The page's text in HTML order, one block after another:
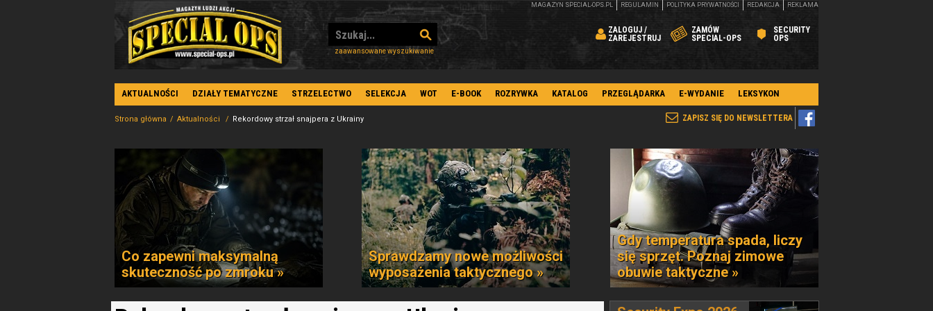
zaawansowane wyszukiwanie
ZALOGUJ /
ZAREJESTRUJ
ZAMÓW
SPECIAL-OPS
SECURITY
OPS
MAGAZYN SPECIAL-OPS.PL REGULAMIN POLITYKA PRYWATNOŚCI REDAKCJA REKLAMA
AKTUALNOŚCI DZIAŁY TEMATYCZNE STRZELECTWO SELEKCJA WOT E-BOOK ROZRYWKA KATALOG PRZEGLĄDARKA E-WYDANIE LEKSYKON
ZAPISZ SIĘ DO NEWSLETTERA
Strona główna Aktualności Rekordowy strzał snajpera z Ukrainy
Co zapewni maksymalną
skuteczność po zmroku »
Sprawdzamy nowe możliwości
wyposażenia taktycznego »
Gdy temperatura spada, liczy
się sprzęt. Poznaj zimowe
obuwie taktyczne »